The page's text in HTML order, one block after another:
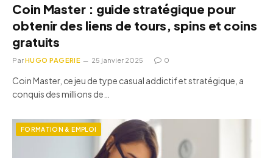
Coin Master : guide stratégique pour
obtenir des liens de tours, spins et coins
gratuits
ParHUGO PAGERIE 25 janvier 2025 0
Coin Master, ce jeu de type casual addictif et stratégique, a
conquis des millions de…
FORMATION & EMPLOI